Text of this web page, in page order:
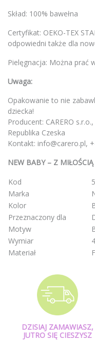
Skład: 100% bawełna
Certyfikat: OEKO-TEX
odpowiedni także dla
Pielęgnacja: Można prać
Uwaga:
Opakowanie to nie
dziecka!
Producent: CARERO
Republika Czeska
Kontakt: info@carero.pl,
NEW BABY – Z
Kod
Marka
Kolor
Przeznaczony dla
Motyw
Wymiar
Materiał
DZISIAJ ZAMAWIASZ,
JUTRO SIĘ CIESZYSZ